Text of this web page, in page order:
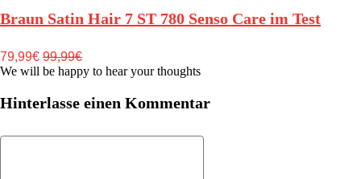
Braun Satin Hair 7 ST 780 Senso Care im Test
79,99€ 99,99€
We will be happy to hear your thoughts
Hinterlasse einen Kommentar